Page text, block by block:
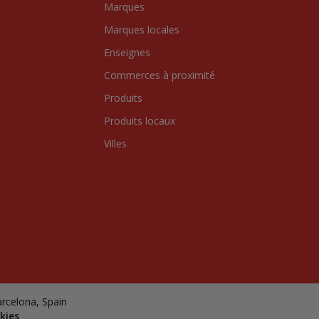
Marques
Marques locales
Enseignes
Commerces à proximité
Produits
Produits locaux
Villes
Spain